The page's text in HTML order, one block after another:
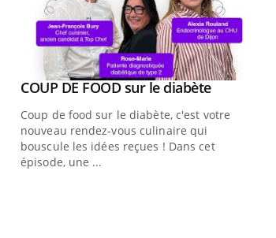
Youtube
COUP DE FOOD sur le diabèteYoutube
Coup de food sur le diabète, c'est votre
nouveau rendez-vous culinaire qui
bouscule les idées reçues ! Dans cet
épisode, une ...